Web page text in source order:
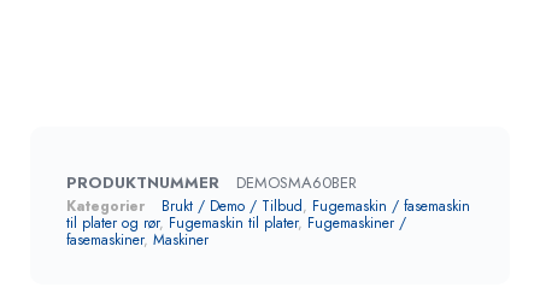
PRODUKTNUMMER DEMOSMA60BER
Kategorier Brukt / Demo / Tilbud, Fugemaskin / fasemaskin
til plater og rør, Fugemaskin til plater, Fugemaskiner /
fasemaskiner, Maskiner